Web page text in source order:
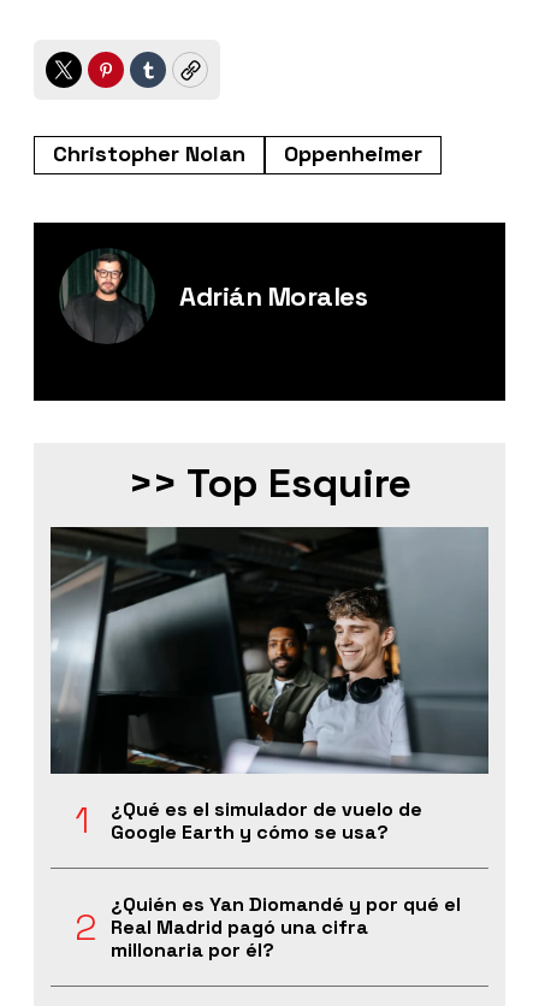
TwitterPinterest
TumblrCopy
Christopher Nolan Oppenheimer
Adrián Morales
>> Top Esquire
¿Qué es el simulador de vuelo de
Google Earth y cómo se usa?
¿Quién es Yan Diomandé y por qué el
Real Madrid pagó una cifra
millonaria por él?